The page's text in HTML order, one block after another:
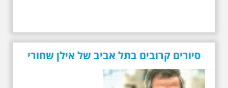
סיורים קרובים בתל אביב של אילן שחורי